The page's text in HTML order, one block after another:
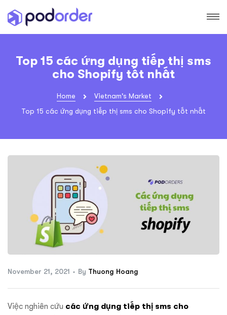
Top 15 các ứng dụng tiếp thị sms
cho Shopify tốt nhất
Home
Vietnam's Market
Top 15 các ứng dụng tiếp thị sms cho Shopify tốt nhất
November 21, 2021 By Thuong Hoang
Việc nghiên cứu các ứng dụng tiếp thị sms cho